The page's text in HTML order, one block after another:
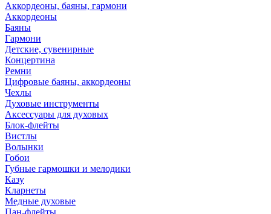
Аккордеоны, баяны, гармони
Аккордеоны
Баяны
Гармони
Детские, сувенирные
Концертина
Ремни
Цифровые баяны, аккордеоны
Чехлы
Духовые инструменты
Аксессуары для духовых
Блок-флейты
Вистлы
Волынки
Гобои
Губные гармошки и мелодики
Казу
Кларнеты
Медные духовые
Пан-флейты